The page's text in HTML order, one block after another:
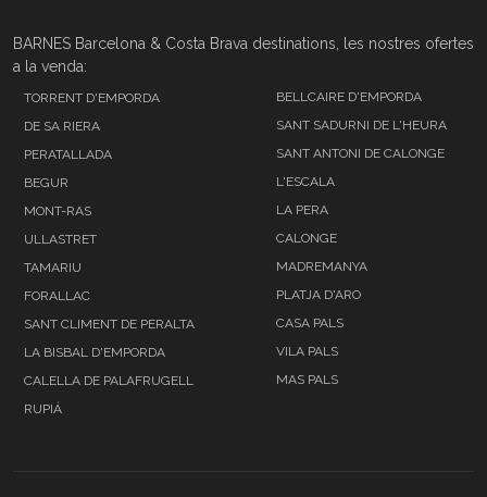
BARNES Barcelona & Costa Brava destinations, les nostres ofertes
a la venda:
TORRENT D'EMPORDA
DE SA RIERA
PERATALLADA
BEGUR
MONT-RAS
ULLASTRET
TAMARIU
FORALLAC
SANT CLIMENT DE PERALTA
LA BISBAL D'EMPORDA
CALELLA DE PALAFRUGELL
RUPIÁ
BELLCAIRE D'EMPORDA
SANT SADURNI DE L'HEURA
SANT ANTONI DE CALONGE
L'ESCALA
LA PERA
CALONGE
MADREMANYA
PLATJA D'ARO
CASA PALS
VILA PALS
MAS PALS